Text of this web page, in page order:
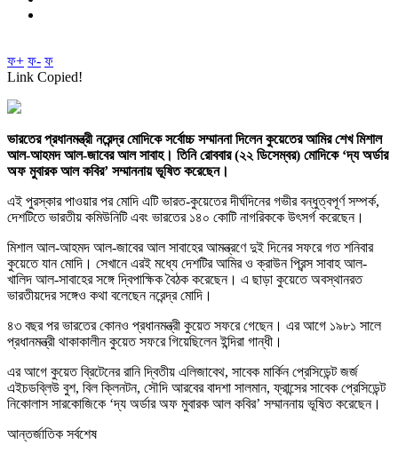
ফ+ ফ- ফ
Link Copied!
ভারতের প্রধানমন্ত্রী নরেন্দ্র মোদিকে সর্বোচ্চ সম্মাননা দিলেন কুয়েতের আমির শেখ মিশাল
আল-আহমদ আল-জাবের আল সাবাহ। তিনি রোববার (২২ ডিসেম্বর) মোদিকে ‘দ্য অর্ডার
অফ মুবারক আল কবির’ সম্মাননায় ভূষিত করেছেন।
এই পুরস্কার পাওয়ার পর মোদি এটি ভারত-কুয়েতের দীর্ঘদিনের গভীর বন্ধুত্বপূর্ণ সম্পর্ক,
দেশটিতে ভারতীয় কমিউনিটি এবং ভারতের ১৪০ কোটি নাগরিককে উৎসর্গ করেছেন।
মিশাল আল-আহমদ আল-জাবের আল সাবাহের আমন্ত্রণে দুই দিনের সফরে গত শনিবার
কুয়েতে যান মোদি। সেখানে এরই মধ্যে দেশটির আমির ও ক্রাউন প্রিন্স সাবাহ আল-
খালিদ আল-সাবাহের সঙ্গে দ্বিপাক্ষিক বৈঠক করেছেন। এ ছাড়া কুয়েতে অবস্থানরত
ভারতীয়দের সঙ্গেও কথা বলেছেন নরেন্দ্র মোদি।
৪৩ বছর পর ভারতের কোনও প্রধানমন্ত্রী কুয়েত সফরে গেছেন। এর আগে ১৯৮১ সালে
প্রধানমন্ত্রী থাকাকালীন কুয়েত সফরে গিয়েছিলেন ইন্দিরা গান্ধী।
এর আগে কুয়েত ব্রিটেনের রানি দ্বিতীয় এলিজাবেথ, সাবেক মার্কিন প্রেসিডেন্ট জর্জ
এইচডব্লিউ বুশ, বিল ক্লিনটন, সৌদি আরবের বাদশা সালমান, ফ্রান্সের সাবেক প্রেসিডেন্ট
নিকোলাস সারকোজিকে ‘দ্য অর্ডার অফ মুবারক আল কবির’ সম্মাননায় ভূষিত করেছেন।
আন্তর্জাতিক সর্বশেষ